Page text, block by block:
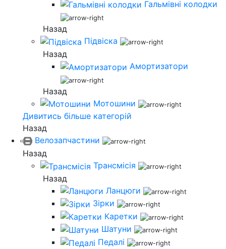
Гальмівні колодки
Назад
Підвіска
Назад
Амортизатори
Назад
Мотошини
Дивитись більше категорій
Назад
Велозапчастини
Назад
Трансмісія
Назад
Ланцюги
Зірки
Каретки
Шатуни
Педалі